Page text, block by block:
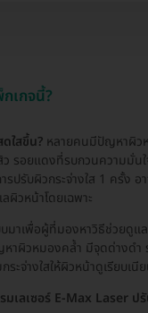
เกจนี้?
ใสขึ้น? หลายคนมีปัญหาผิว
รอยแดงที่รบกวนความมั่นใ
ปรับผิวกระจ่างใส 1 ครั้ง อ
ผิวหน้าโดยเฉพาะ
มาเพื่อผู้ที่มองหาวิธีช่วยดู
หาผิวหมองคล้ำ มีจุดด่างดำ
ะจ่างใสให้ผิวหน้าดูเรียบเนี
มเลเซอร์ E-Max Laser ปรั